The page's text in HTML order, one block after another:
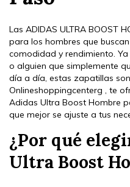
Las ADIDAS ULTRA BOOST
para los hombres que
comodidad y rendimiento.
o alguien que simplemente
día a día, estas zapatillas
Onlineshoppingcenterg , te
Adidas Ultra Boost Hombre
que mejor se ajuste a tus
¿Por qué
Ultra Boost